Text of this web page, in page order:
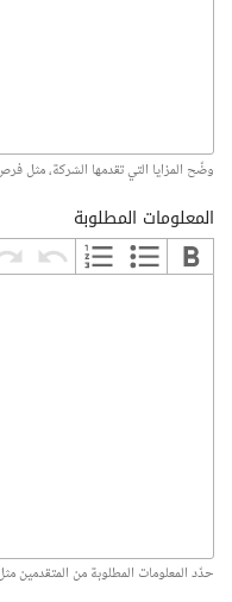
وضّح المزايا التي تقدمها الشركة، مثل
المعلومات المطلوبة
حدّد المعلومات المطلوبة من المتقدمين